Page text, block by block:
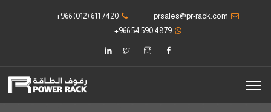
prsales@pr-rack.com
+966 (012) 611 7420
+966 54 590 4879